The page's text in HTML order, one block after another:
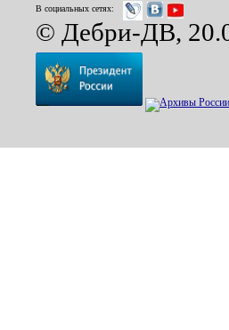
В социальных сетях:
© Дебри-ДВ,